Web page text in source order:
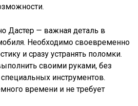
Дастер — важная деталь в
Необходимо своевременно
и сразу устранять поломки.
своими руками, без
инструментов.
времени и не требует